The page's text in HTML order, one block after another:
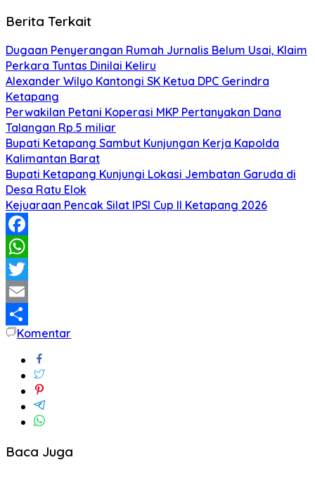
Berita Terkait
Dugaan Penyerangan Rumah Jurnalis Belum Usai, Klaim
Perkara Tuntas Dinilai Keliru
Alexander Wilyo Kantongi SK Ketua DPC Gerindra
Ketapang
Perwakilan Petani Koperasi MKP Pertanyakan Dana
Talangan Rp.5 miliar
Bupati Ketapang Sambut Kunjungan Kerja Kapolda
Kalimantan Barat
Bupati Ketapang Kunjungi Lokasi Jembatan Garuda di
Desa Ratu Elok
Kejuaraan Pencak Silat IPSI Cup II Ketapang 2026
Facebook
WhatsApp
Twitter
Email
Share
Komentar
Baca Juga